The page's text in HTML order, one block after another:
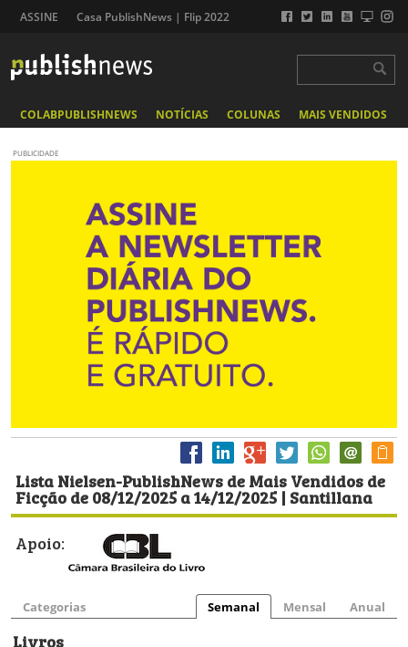
ASSINE Casa PublishNews | Flip 2022
COLABPUBLISHNEWS NOTÍCIAS COLUNAS MAIS VENDIDOS
PUBLICIDADE
Lista Nielsen-PublishNews de Mais Vendidos de
Ficção de 08/12/2025 a 14/12/2025 | Santillana
Apoio:
Categorias Semanal Mensal Anual
Livros